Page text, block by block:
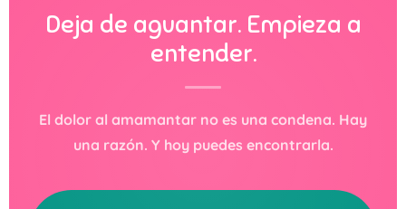
Deja de aguantar. Empieza a
entender.
El dolor al amamantar no es una condena. Hay
una razón. Y hoy puedes encontrarla.